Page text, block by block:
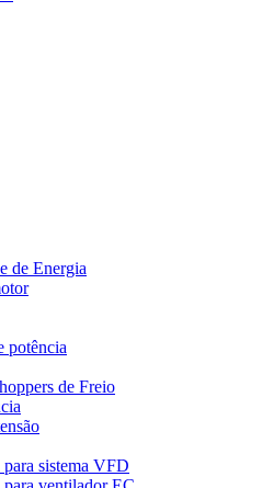
de Energia
potência
de Freio
sistema VFD